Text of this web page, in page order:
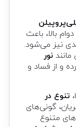
بالا، باعث
نیز می‌شود.
مانندنور
و از فساد و
تنوع در
گونی‌های
متنوع